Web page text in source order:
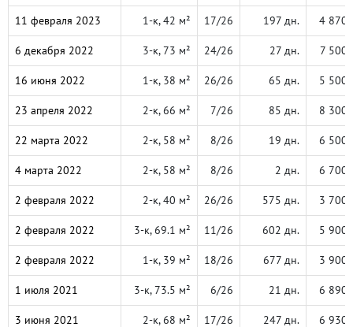
11 февраля 2023 1-к, 42 м² 17/26 197 дн. 4 870
6 декабря 2022 3-к, 73 м² 24/26 27 дн. 7 500
16 июня 2022 1-к, 38 м² 26/26 65 дн. 5 500
23 апреля 2022 2-к, 66 м² 7/26 85 дн. 8 300
22 марта 2022 2-к, 58 м² 8/26 19 дн. 6 500
4 марта 2022 2-к, 58 м² 8/26 2 дн. 6 700
2 февраля 2022 2-к, 40 м² 26/26 575 дн. 3 700
2 февраля 2022 3-к, 69.1 м² 11/26 602 дн. 5 900
2 февраля 2022 1-к, 39 м² 18/26 677 дн. 3 900
1 июля 2021 3-к, 73.5 м² 6/26 21 дн. 6 890
3 июня 2021 2-к, 68 м² 17/26 247 дн. 6 930